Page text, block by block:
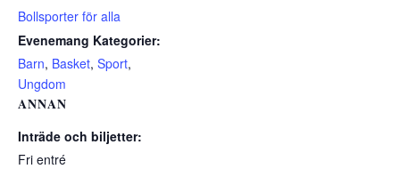
Bollsporter för alla
Evenemang Kategorier:
Barn, Basket, Sport,
Ungdom
ANNAN
Inträde och biljetter:
Fri entré